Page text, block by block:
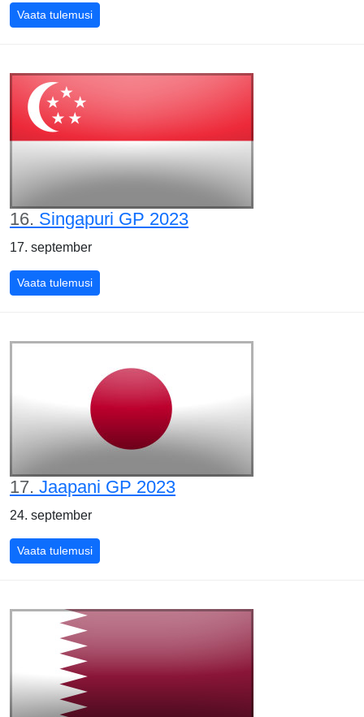
Vaata tulemusiItaalia GP 2023
16. Singapuri GP 2023
17. september
Vaata tulemusiSingapuri GP 2023
17. Jaapani GP 2023
24. september
Vaata tulemusiJaapani GP 2023